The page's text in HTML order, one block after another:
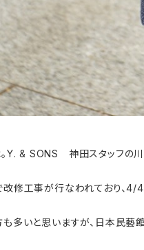
Y. & SONS 神田スタッフの川
修工事が行なわれており、4/
多いと思いますが、日本民藝